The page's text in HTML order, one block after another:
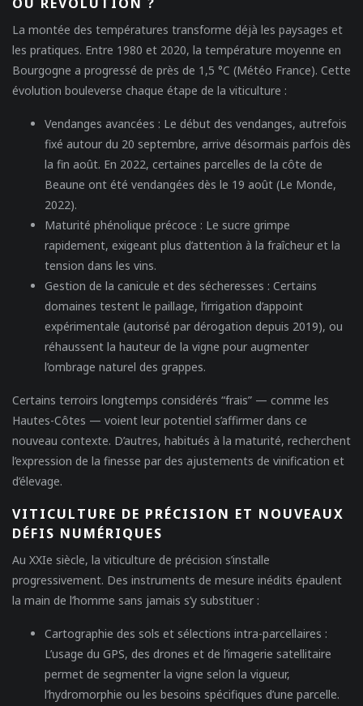
La montée des températures transforme déjà les paysages et
les pratiques. Entre 1980 et 2020, la température moyenne en
Bourgogne a progressé de près de 1,5 °C (Météo France). Cette
évolution bouleverse chaque étape de la viticulture :
Vendanges avancées : Le début des vendanges, autrefois
fixé autour du 20 septembre, arrive désormais parfois dès
la fin août. En 2022, certaines parcelles de la côte de
Beaune ont été vendangées dès le 19 août (Le Monde,
2022).
Maturité phénolique précoce : Le sucre grimpe
rapidement, exigeant plus d’attention à la fraîcheur et la
tension dans les vins.
Gestion de la canicule et des sécheresses : Certains
domaines testent le paillage, l’irrigation d’appoint
expérimentale (autorisé par dérogation depuis 2019), ou
réhaussent la hauteur de la vigne pour augmenter
l’ombrage naturel des grappes.
Certains terroirs longtemps considérés “frais” — comme les
Hautes-Côtes — voient leur potentiel s’affirmer dans ce
nouveau contexte. D’autres, habitués à la maturité, recherchent
l’expression de la finesse par des ajustements de vinification et
d’élevage.
VITICULTURE DE PRÉCISION ET NOUVEAUX
DÉFIS NUMÉRIQUES
Au XXIe siècle, la viticulture de précision s’installe
progressivement. Des instruments de mesure inédits épaulent
la main de l’homme sans jamais s’y substituer :
Cartographie des sols et sélections intra-parcellaires :
L’usage du GPS, des drones et de l’imagerie satellitaire
permet de segmenter la vigne selon la vigueur,
l’hydromorphie ou les besoins spécifiques d’une parcelle.